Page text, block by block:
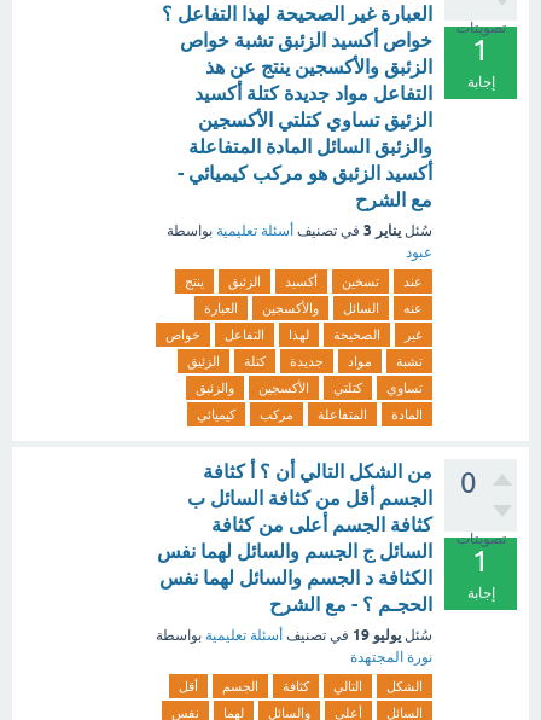
تصويتات
1
إجابة
العبارة غير الصحيحة لهذا التفاعل ؟
خواص أكسيد الزئبق تشبة خواص
الزئبق والأكسجين ينتج عن هذ
التفاعل مواد جديدة كتلة أكسيد
الزئيق تساوي كتلتي الأكسجين
والزئبق السائل المادة المتفاعلة
أكسيد الزئبق هو مركب كيميائي -
مع الشرح
سُئل يناير 3 في تصنيف أسئلة تعليمية بواسطة
عبود
عند تسخين أكسيد الزئبق
ينتج
عنه
السائل والأكسجين
العبارة
غير
الصحيحة لهذا التفاعل
خواص
تشبة
مواد جديدة كتلة
الزئيق
تساوي
كتلتي الأكسجين
والزئبق
المادة
المتفاعلة مركب كيميائي
0
تصويتات
1
إجابة
من الشكل التالي أن ؟ أ كثافة
الجسم أقل من كثافة السائل ب
كثافة الجسم أعلى من كثافة
السائل ج الجسم والسائل لهما نفس
الكثافة د الجسم والسائل لهما نفس
الحجـم ؟ - مع الشرح
سُئل يوليو 19 في تصنيف أسئلة تعليمية بواسطة
نورة المجتهدة
الشكل التالي كثافة الجسم
أقل
السائل
أعلى والسائل لهما نفس